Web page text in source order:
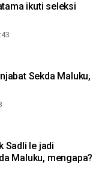
ikuti seleksi
Sekda Maluku,
Sadli Ie jadi
Maluku, mengapa?